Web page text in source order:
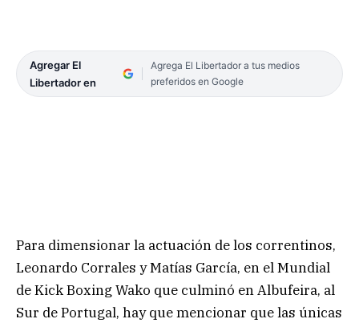
Agregar El
Libertador en
Agrega El Libertador a tus medios
preferidos en Google
Para dimensionar la actuación de los correntinos,
Leonardo Corrales y Matías García, en el Mundial
de Kick Boxing Wako que culminó en Albufeira, al
Sur de Portugal, hay que mencionar que las únicas